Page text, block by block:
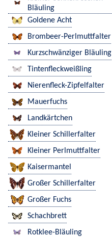
Bläuling
Goldene Acht
Brombeer-Perlmuttfalter
Kurzschwänziger Bläuling
Tintenfleckweißling
Nierenfleck-Zipfelfalter
Mauerfuchs
Landkärtchen
Kleiner Schillerfalter
Kleiner Perlmuttfalter
Kaisermantel
Großer Schillerfalter
Großer Fuchs
Schachbrett
Rotklee-Bläuling